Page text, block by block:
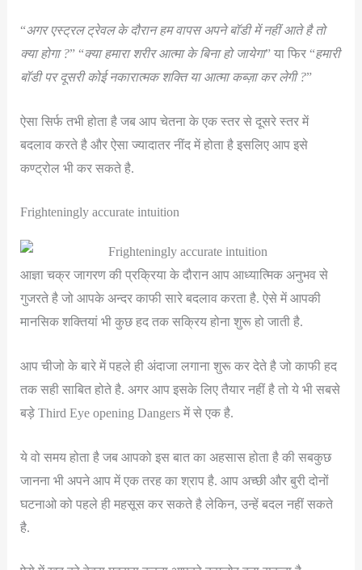
“अगर एस्ट्रल ट्रेवल के दौरान हम वापस अपने बॉडी में नहीं आते है तो
क्या होगा ?” “क्या हमारा शरीर आत्मा के बिना हो जायेगा” या फिर “हमारी
बॉडी पर दूसरी कोई नकारात्मक शक्ति या आत्मा कब्ज़ा कर लेगी ?”
ऐसा सिर्फ तभी होता है जब आप चेतना के एक स्तर से दूसरे स्तर में
बदलाव करते है और ऐसा ज्यादातर नींद में होता है इसलिए आप इसे
कण्ट्रोल भी कर सकते है.
Frighteningly accurate intuition
आज्ञा चक्र जागरण की प्रक्रिया के दौरान आप आध्यात्मिक अनुभव से
गुजरते है जो आपके अन्दर काफी सारे बदलाव करता है. ऐसे में आपकी
मानसिक शक्तियां भी कुछ हद तक सक्रिय होना शुरू हो जाती है.
आप चीजो के बारे में पहले ही अंदाजा लगाना शुरू कर देते है जो काफी हद
तक सही साबित होते है. अगर आप इसके लिए तैयार नहीं है तो ये भी सबसे
बड़े Third Eye opening Dangers में से एक है.
ये वो समय होता है जब आपको इस बात का अहसास होता है की सबकुछ
जानना भी अपने आप में एक तरह का श्राप है. आप अच्छी और बुरी दोनों
घटनाओ को पहले ही महसूस कर सकते है लेकिन, उन्हें बदल नहीं सकते
है.